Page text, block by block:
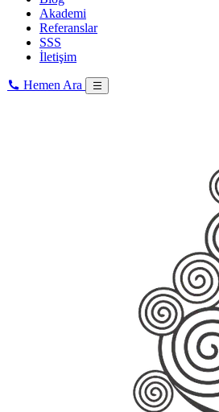
Akademi
Referanslar
SSS
İletişim
Hemen Ara